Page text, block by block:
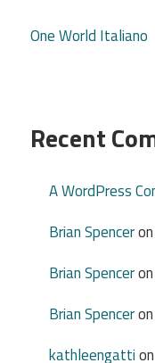
One World Italiano
Recent
A WordPress
Brian Spencer
Brian Spenceron
Brian Spenceron
kathleengatti